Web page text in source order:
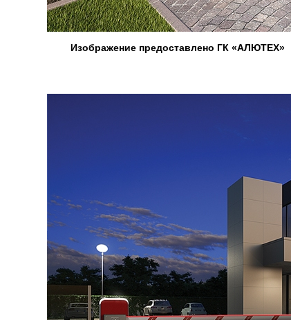
Изображение предоставлено ГК «АЛЮТЕХ»